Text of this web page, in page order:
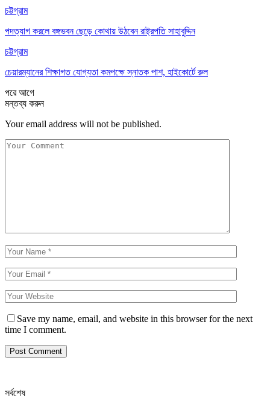
চট্টগ্রাম
পদত্যাগ করলে বঙ্গভবন ছেড়ে কোথায় উঠবেন রাষ্ট্রপতি সাহাবুদ্দিন
চট্টগ্রাম
চেয়ারম্যানের শিক্ষাগত যোগ্যতা কমপক্ষে স্নাতক পাশ, হাইকোর্টে রুল
পরেআগে
মন্তব্য করুন
Your email address will not be published.
Save my name, email, and website in this browser for the next
time I comment.
সর্বশেষ